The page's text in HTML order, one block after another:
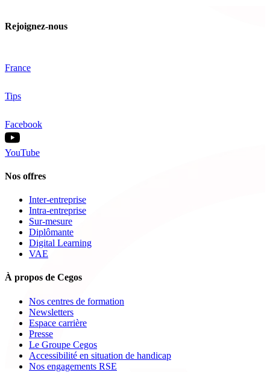
Rejoignez-nous
France
Tips
Facebook
YouTube
Nos offres
Inter-entreprise
Intra-entreprise
Sur-mesure
Diplômante
Digital Learning
VAE
À propos de Cegos
Nos centres de formation
Newsletters
Espace carrière
Presse
Le Groupe Cegos
Accessibilité en situation de handicap
Nos engagements RSE